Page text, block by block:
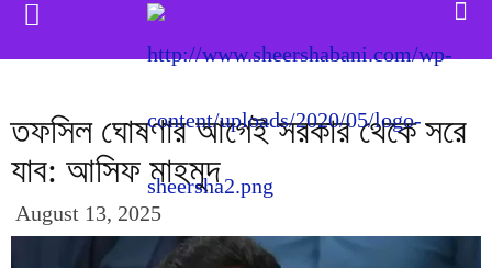
তফসিল ঘোষণার আগেই সরকার থেকে সরে
‍যাব: আসিফ মাহমুদ
August 13, 2025